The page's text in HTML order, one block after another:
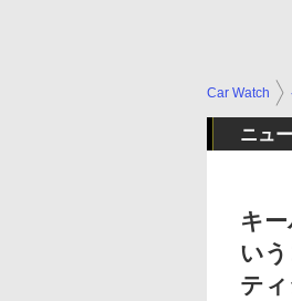
Car Watch
ニュ
キ
い
テ